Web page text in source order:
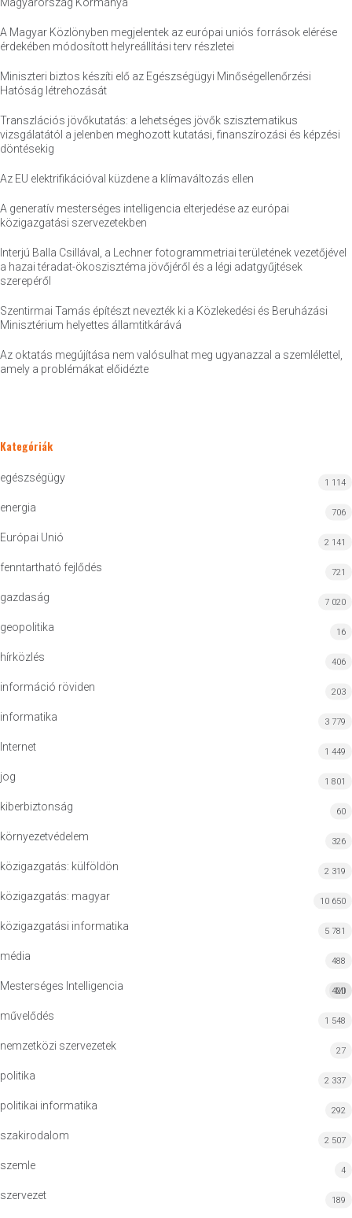
A Magyar Közlönyben megjelentek az európai uniós források elérése
érdekében módosított helyreállítási terv részletei
Miniszteri biztos készíti elő az Egészségügyi Minőségellenőrzési
Hatóság létrehozását
Transzlációs jövőkutatás: a lehetséges jövők szisztematikus
vizsgálatától a jelenben meghozott kutatási, finanszírozási és képzési
döntésekig
Az EU elektrifikációval küzdene a klímaváltozás ellen
A generatív mesterséges intelligencia elterjedése az európai
közigazgatási szervezetekben
Interjú Balla Csillával, a Lechner fotogrammetriai területének vezetőjével
a hazai téradat-ökoszisztéma jövőjéről és a légi adatgyűjtések
szerepéről
Szentirmai Tamás építészt nevezték ki a Közlekedési és Beruházási
Minisztérium helyettes államtitkárává
Az oktatás megújítása nem valósulhat meg ugyanazzal a szemlélettel,
amely a problémákat előidézte
Kategóriák
egészségügy 1 114
energia 706
Európai Unió 2 141
fenntartható fejlődés 721
gazdaság 7 020
geopolitika 16
hírközlés 406
információ röviden 203
informatika 3 779
Internet 1 449
jog 1 801
kiberbiztonság 60
környezetvédelem 326
közigazgatás: külföldön 2 319
közigazgatás: magyar 10 650
közigazgatási informatika 5 781
média 488
Mesterséges Intelligencia MI
420
művelődés 1 548
nemzetközi szervezetek 27
politika 2 337
politikai informatika 292
szakirodalom 2 507
szemle 4
szervezet 189